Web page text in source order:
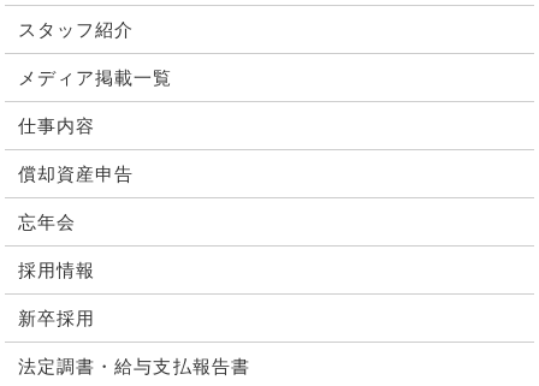
スタッフ紹介
メディア掲載一覧
仕事内容
償却資産申告
忘年会
採用情報
新卒採用
法定調書・給与支払報告書